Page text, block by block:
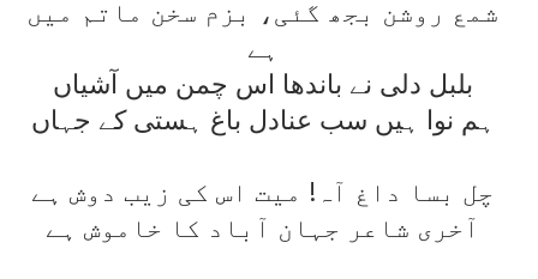
شمع روشن بجھ گئی، بزم سخن ماتم ميں
ہے
بلبل دلی نے باندھا اس چمن ميں آشياں
ہم نوا ہيں سب عنادل باغ ہستی کے جہاں
چل بسا داغ آہ! ميت اس کی زيب دوش ہے
آخری شاعر جہان آباد کا خاموش ہے